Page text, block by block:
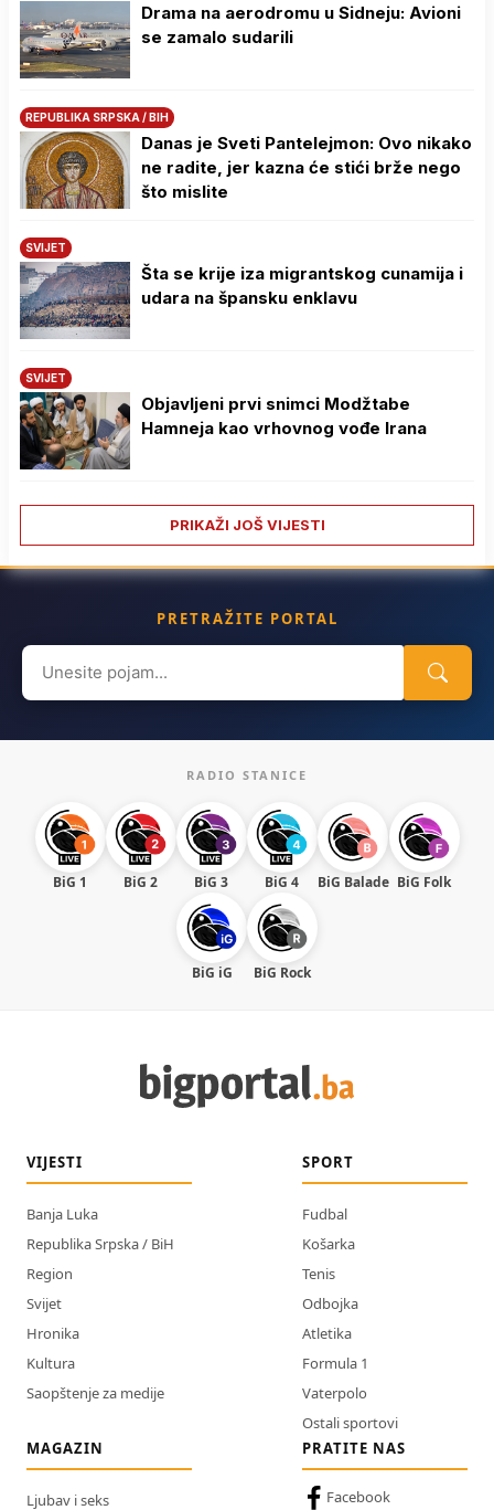
Drama na aerodromu u Sidneju: Avioni
se zamalo sudarili
REPUBLIKA SRPSKA / BIH
Danas je Sveti Pantelejmon: Ovo nikako
ne radite, jer kazna će stići brže nego
što mislite
SVIJET
Šta se krije iza migrantskog cunamija i
udara na špansku enklavu
SVIJET
Objavljeni prvi snimci Modžtabe
Hamneja kao vrhovnog vođe Irana
PRIKAŽI JOŠ VIJESTI
PRETRAŽITE PORTAL
Search
for:
RADIO STANICE
BiG 1 BiG 2 BiG 3 BiG 4 BiG Balade BiG Folk
BiG iG BiG Rock
VIJESTI
Banja Luka
Republika Srpska / BiH
Region
Svijet
Hronika
Kultura
Saopštenje za medije
SPORT
Fudbal
Košarka
Tenis
Odbojka
Atletika
Formula 1
Vaterpolo
Ostali sportovi
MAGAZIN
Ljubav i seks
PRATITE NAS
Facebook